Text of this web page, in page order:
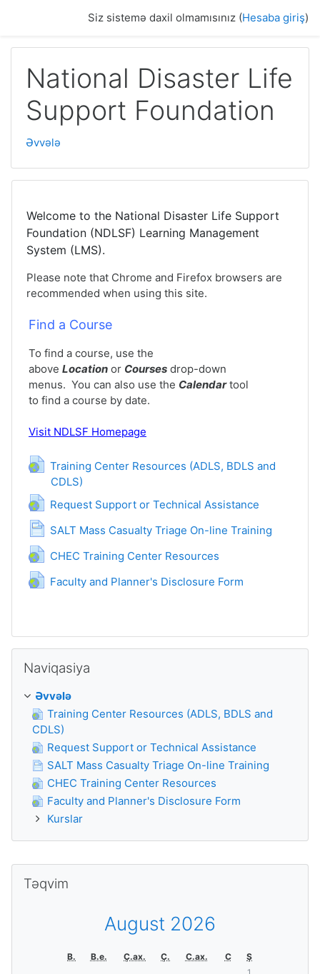
Siz sistemə daxil olmamısınız (Hesaba giriş)
National Disaster Life
Support Foundation
Əvvələ
Welcome to the National Disaster Life Support
Foundation (NDLSF) Learning Management
System (LMS).
Please note that Chrome and Firefox browsers are
recommended when using this site.
Find a Course
To find a course, use the
above Location or Courses drop-down
menus. You can also use the Calendar tool
to find a course by date.
Visit NDLSF Homepage
Training Center Resources (ADLS, BDLS and
CDLS)
Hiperkeçid
Request Support or Technical AssistanceHiperkeçid
SALT Mass Casualty Triage On-line Training
Səhifə
CHEC Training Center ResourcesHiperkeçid
Faculty and Planner's Disclosure FormHiperkeçid
Naviqasiya
Əvvələ
Training Center Resources (ADLS, BDLS and
CDLS)
Request Support or Technical Assistance
SALT Mass Casualty Triage On-line Training
CHEC Training Center Resources
Faculty and Planner's Disclosure Form
Kurslar
Təqvim
August 2026
B. B.e. Ç.ax. Ç. C.ax. C
Ş